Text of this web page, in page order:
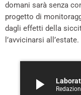
domani sarà senza
progetto di
dagli effetti della
l’avvicinarsi all’estate.
play_arrow